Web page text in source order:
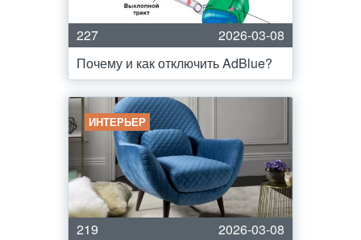
227
2026-03-08
Почему и как отключить AdBlue?
ИНТЕРЬЕР
219 2026-03-08